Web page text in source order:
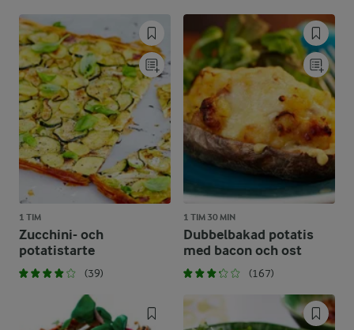
1 TIM
Zucchini- och
potatistarte
(39)
1 TIM 30 MIN
Dubbelbakad potatis
med bacon och ost
(167)